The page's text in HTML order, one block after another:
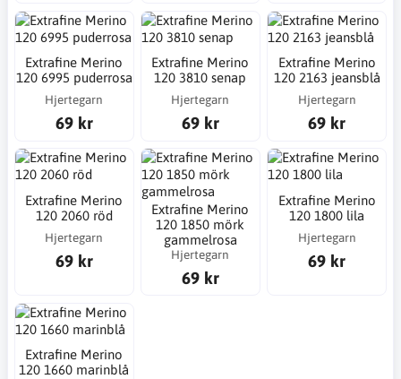
Extrafine Merino
120 6995 puderrosa
Hjertegarn
69 kr
Extrafine Merino
120 3810 senap
Hjertegarn
69 kr
Extrafine Merino
120 2163 jeansblå
Hjertegarn
69 kr
Extrafine Merino
120 2060 röd
Hjertegarn
69 kr
Extrafine Merino
120 1850 mörk
gammelrosa
Hjertegarn
69 kr
Extrafine Merino
120 1800 lila
Hjertegarn
69 kr
Extrafine Merino
120 1660 marinblå